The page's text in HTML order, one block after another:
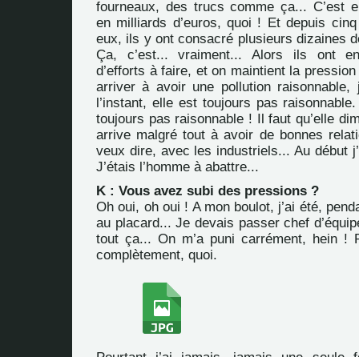
fourneaux, des trucs comme ça... C’est
en milliards d’euros, quoi ! Et depuis
eux, ils y ont consacré plusieurs dizaines
Ça, c’est... vraiment... Alors ils ont
d’efforts à faire, et on maintient la
arriver à avoir une pollution
l’instant, elle est toujours pas
toujours pas raisonnable ! Il faut qu’elle
arrive malgré tout à avoir de bonnes
veux dire, avec les industriels... Au début
J’étais l’homme à abattre...
K : Vous avez subi des pressions ?
Oh oui, oh oui ! A mon boulot, j’ai été,
au placard... Je devais passer chef
tout ça... On m’a puni carrément, hein !
complètement, quoi.